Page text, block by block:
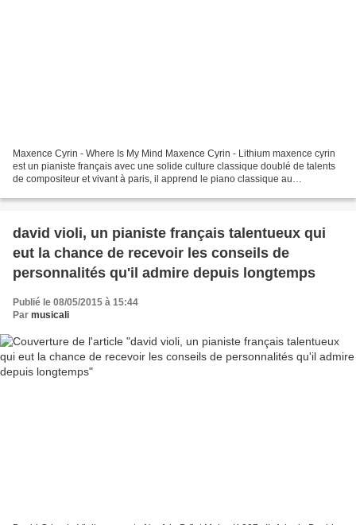
Maxence Cyrin - Where Is My Mind Maxence Cyrin - Lithium maxence cyrin
est un pianiste français avec une solide culture classique doublé de talents
de compositeur et vivant à paris, il apprend le piano classique au
david violi, un pianiste français talentueux qui
eut la chance de recevoir les conseils de
personnalités qu'il admire depuis longtemps
Publié le 08/05/2015 à 15:44
Par musicali